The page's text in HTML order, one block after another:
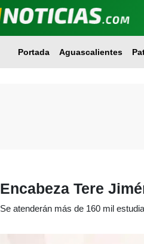
Portada Aguascalientes
Encabeza Tere
Se atenderán más de 160 mil